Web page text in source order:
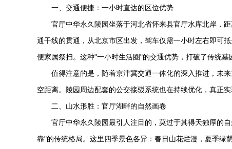
一、交通便捷：一小时直达的区位优势
官厅中华永久陵园坐落于河北省怀来县官厅水库北岸，
通干线的贯通，从北京市区出发，驾车仅需一小时左右即可
便家属祭扫。这种"一小时生活圈"的交通优势，打破了传统
值得注意的是，随着京津冀交通一体化的深入推进，未
空距离。陵园周边配套的公交接驳系统也在持续优化，真正
二、山水形胜：官厅湖畔的自然画卷
官厅中华永久陵园最引人注目的，莫过于其得天独厚的
靠"的传统格局。这里四季景色各异：春日山花烂漫，夏季